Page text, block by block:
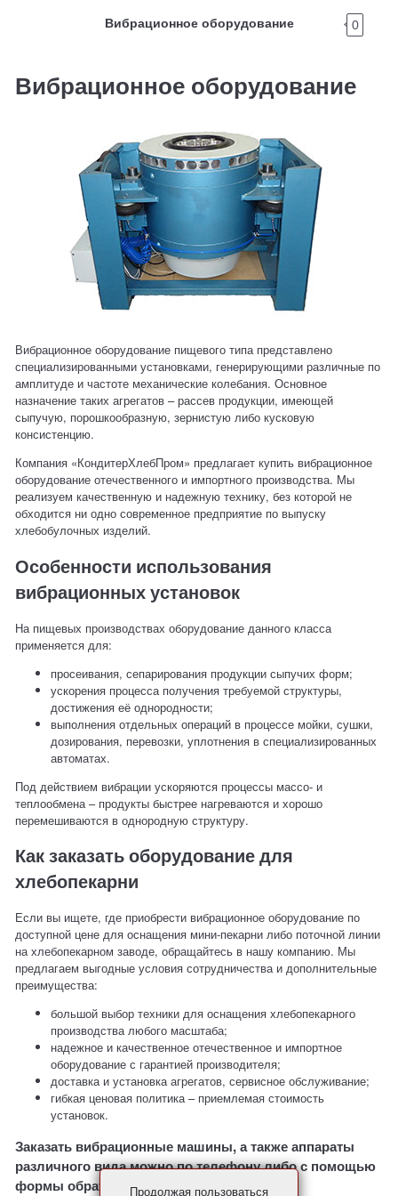
Вибрационное оборудование 0
Вибрационное оборудование
Вибрационное оборудование пищевого типа представлено
специализированными установками, генерирующими различные по
амплитуде и частоте механические колебания. Основное
назначение таких агрегатов – рассев продукции, имеющей
сыпучую, порошкообразную, зернистую либо кусковую
консистенцию.
Компания «КондитерХлебПром» предлагает купить вибрационное
оборудование отечественного и импортного производства. Мы
реализуем качественную и надежную технику, без которой не
обходится ни одно современное предприятие по выпуску
хлебобулочных изделий.
Особенности использования
вибрационных установок
На пищевых производствах оборудование данного класса
применяется для:
просеивания, сепарирования продукции сыпучих форм;
ускорения процесса получения требуемой структуры,
достижения её однородности;
выполнения отдельных операций в процессе мойки, сушки,
дозирования, перевозки, уплотнения в специализированных
автоматах.
Под действием вибрации ускоряются процессы массо- и
теплообмена – продукты быстрее нагреваются и хорошо
перемешиваются в однородную структуру.
Как заказать оборудование для
хлебопекарни
Если вы ищете, где приобрести вибрационное оборудование по
доступной цене для оснащения мини-пекарни либо поточной линии
на хлебопекарном заводе, обращайтесь в нашу компанию. Мы
предлагаем выгодные условия сотрудничества и дополнительные
преимущества:
большой выбор техники для оснащения хлебопекарного
производства любого масштаба;
надежное и качественное отечественное и импортное
оборудование с гарантией производителя;
доставка и установка агрегатов, сервисное обслуживание;
гибкая ценовая политика – приемлемая стоимость
установок.
Заказать вибрационные машины, а также аппараты
различного вида можно по телефону либо с помощью
формы обратной связи на сайте.
Продолжая пользоваться